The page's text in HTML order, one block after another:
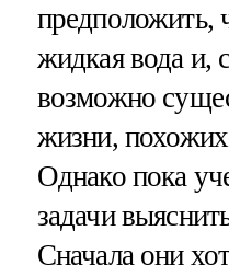
предположить,
жидкая вода и,
возможно
жизни,
Однако пока
задачи
Сначала они